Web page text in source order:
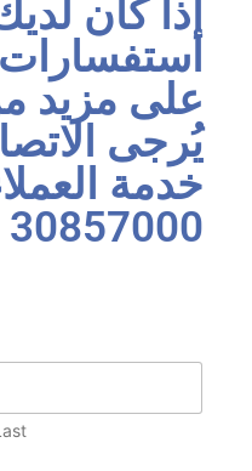
إذا كان
على مزيد
يُرجى
خدمة
30857000